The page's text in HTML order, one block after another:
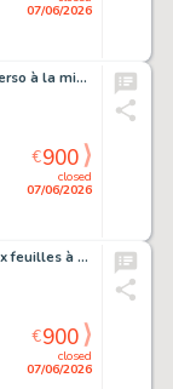
07/06/2026
Crayonnés préparatoires recto/verso à la mine…
closed
07/06/2026
€900
Liste d'achats, ensemble de deux feuilles à la…
closed
07/06/2026
€900